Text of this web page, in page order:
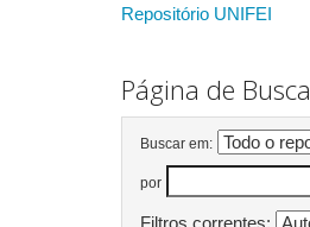
Repositório UNIFEI
Página de Busca
Buscar em:
por
Filtros correntes: